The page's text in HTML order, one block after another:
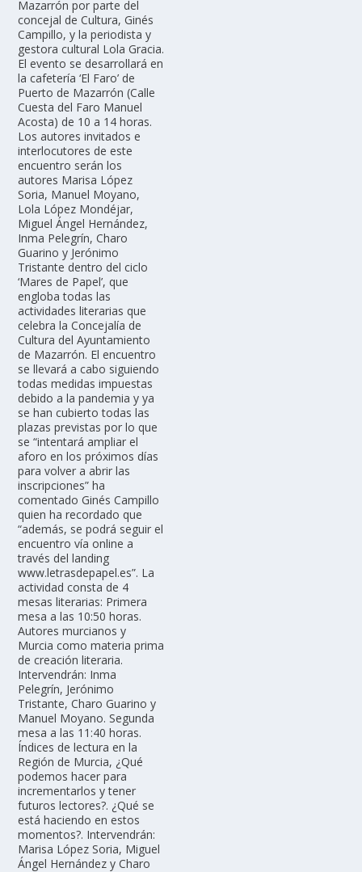
Mazarrón por parte del
concejal de Cultura, Ginés
Campillo, y la periodista y
gestora cultural Lola Gracia.
El evento se desarrollará en
la cafetería ‘El Faro’ de
Puerto de Mazarrón (Calle
Cuesta del Faro Manuel
Acosta) de 10 a 14 horas.
Los autores invitados e
interlocutores de este
encuentro serán los
autores Marisa López
Soria, Manuel Moyano,
Lola López Mondéjar,
Miguel Ángel Hernández,
Inma Pelegrín, Charo
Guarino y Jerónimo
Tristante dentro del ciclo
‘Mares de Papel’, que
engloba todas las
actividades literarias que
celebra la Concejalía de
Cultura del Ayuntamiento
de Mazarrón. El encuentro
se llevará a cabo siguiendo
todas medidas impuestas
debido a la pandemia y ya
se han cubierto todas las
plazas previstas por lo que
se “intentará ampliar el
aforo en los próximos días
para volver a abrir las
inscripciones” ha
comentado Ginés Campillo
quien ha recordado que
“además, se podrá seguir el
encuentro vía online a
través del landing
www.letrasdepapel.es”. La
actividad consta de 4
mesas literarias: Primera
mesa a las 10:50 horas.
Autores murcianos y
Murcia como materia prima
de creación literaria.
Intervendrán: Inma
Pelegrín, Jerónimo
Tristante, Charo Guarino y
Manuel Moyano. Segunda
mesa a las 11:40 horas.
Índices de lectura en la
Región de Murcia, ¿Qué
podemos hacer para
incrementarlos y tener
futuros lectores?. ¿Qué se
está haciendo en estos
momentos?. Intervendrán:
Marisa López Soria, Miguel
Ángel Hernández y Charo